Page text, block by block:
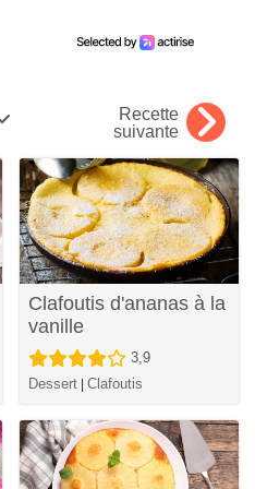
Recette
suivante
Clafoutis d'ananas à la
vanille
3,9
Dessert Clafoutis